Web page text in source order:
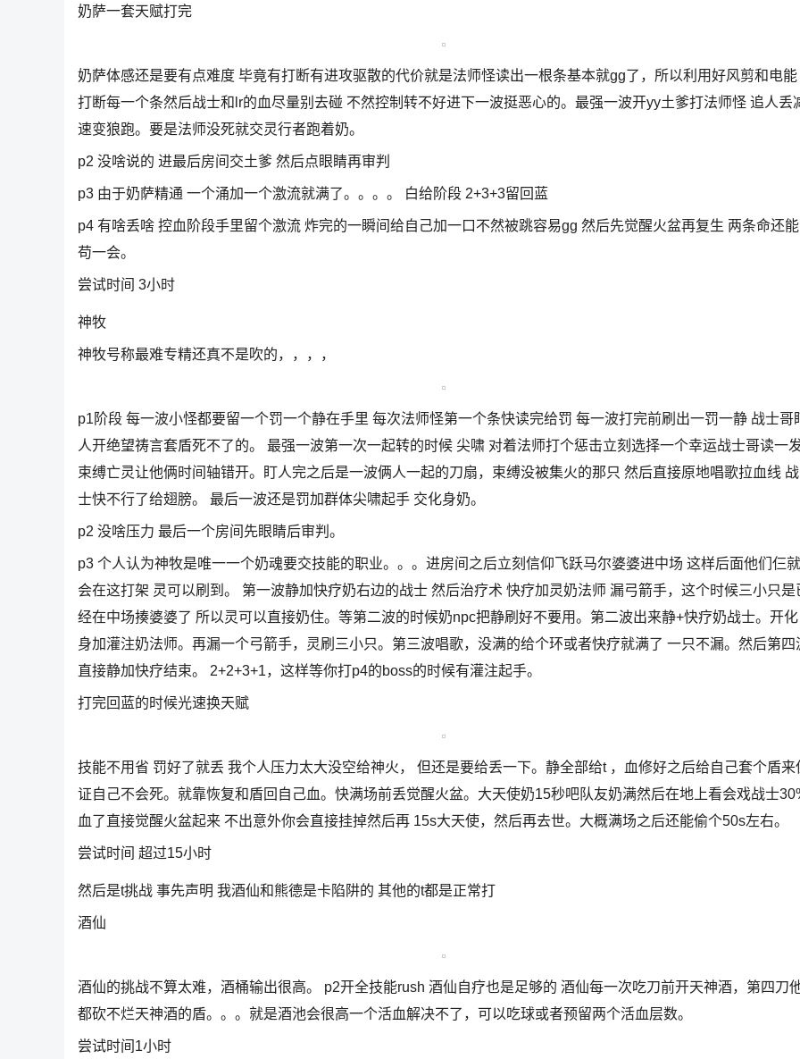
奶萨一套天赋打完
奶萨体感还是要有点难度 毕竟有打断有进攻驱散的代价就是法师怪读出一根条基本就gg了，所以利用好风剪和电能
打断每一个条然后战士和lr的血尽量别去碰 不然控制转不好进下一波挺恶心的。最强一波开yy土爹打法师怪 追人丢
速变狼跑。要是法师没死就交灵行者跑着奶。
p2 没啥说的 进最后房间交土爹 然后点眼睛再审判
p3 由于奶萨精通 一个涌加一个激流就满了。。。。 白给阶段 2+3+3留回蓝
p4 有啥丢啥 控血阶段手里留个激流 炸完的一瞬间给自己加一口不然被跳容易gg 然后先觉醒火盆再复生 两条命还能
苟一会。
尝试时间 3小时
神牧
神牧号称最难专精还真不是吹的，，，，
p1阶段 每一波小怪都要留一个罚一个静在手里 每次法师怪第一个条快读完给罚 每一波打完前刷出一罚一静 战士哥
人开绝望祷言套盾死不了的。 最强一波第一次一起转的时候 尖啸 对着法师打个惩击立刻选择一个幸运战士哥读一
束缚亡灵让他俩时间轴错开。盯人完之后是一波俩人一起的刀扇，束缚没被集火的那只 然后直接原地唱歌拉血线 战
士快不行了给翅膀。 最后一波还是罚加群体尖啸起手 交化身奶。
p2 没啥压力 最后一个房间先眼睛后审判。
p3 个人认为神牧是唯一一个奶魂要交技能的职业。。。进房间之后立刻信仰飞跃马尔婆婆进中场 这样后面他们仨就
会在这打架 灵可以刷到。 第一波静加快疗奶右边的战士 然后治疗术 快疗加灵奶法师 漏弓箭手，这个时候三小只是
经在中场揍婆婆了 所以灵可以直接奶住。等第二波的时候奶npc把静刷好不要用。第二波出来静+快疗奶战士。开化
身加灌注奶法师。再漏一个弓箭手，灵刷三小只。第三波唱歌，没满的给个环或者快疗就满了 一只不漏。然后第四
直接静加快疗结束。 2+2+3+1，这样等你打p4的boss的时候有灌注起手。
打完回蓝的时候光速换天赋
技能不用省 罚好了就丢 我个人压力太大没空给神火， 但还是要给丢一下。静全部给t ，血修好之后给自己套个盾来
证自己不会死。就靠恢复和盾回自己血。快满场前丢觉醒火盆。大天使奶15秒吧队友奶满然后在地上看会戏战士
血了直接觉醒火盆起来 不出意外你会直接挂掉然后再 15s大天使，然后再去世。大概满场之后还能偷个50s左右。
尝试时间 超过15小时
然后是t挑战 事先声明 我酒仙和熊德是卡陷阱的 其他的t都是正常打
酒仙
酒仙的挑战不算太难，酒桶输出很高。 p2开全技能rush 酒仙自疗也是足够的 酒仙每一次吃刀前开天神酒，第四刀
都砍不烂天神酒的盾。。。就是酒池会很高一个活血解决不了，可以吃球或者预留两个活血层数。
尝试时间1小时